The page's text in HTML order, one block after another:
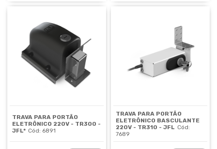
TRAVA PARA PORTÃO
ELETRÔNICO 220V - TR300 -
JFL* Cód: 6891
TRAVA PARA PORTÃO
ELETRÔNICO BASCULANTE
220V - TR310 - JFL Cód:
7689